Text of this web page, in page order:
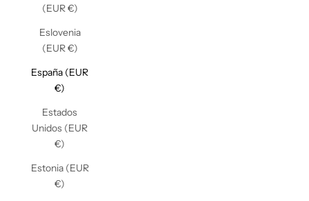
(EUR €)
Eslovenia
(EUR €)
España (EUR
€)
Estados
Unidos (EUR
€)
Estonia (EUR
€)